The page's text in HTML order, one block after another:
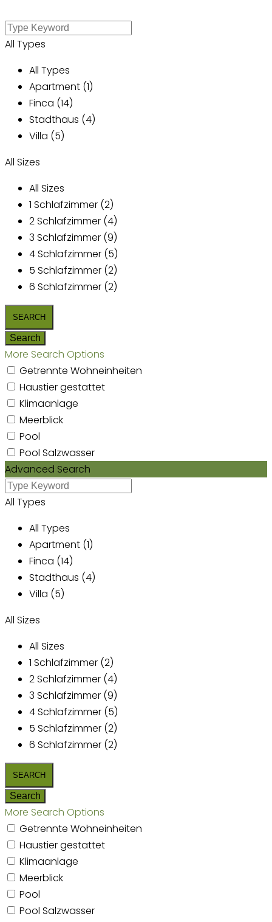
All Types
All Types
Apartment (1)
Finca (14)
Stadthaus (4)
Villa (5)
All Sizes
All Sizes
1 Schlafzimmer (2)
2 Schlafzimmer (4)
3 Schlafzimmer (9)
4 Schlafzimmer (5)
5 Schlafzimmer (2)
6 Schlafzimmer (2)
More Search Options
Getrennte Wohneinheiten
Haustier gestattet
Klimaanlage
Meerblick
Pool
Pool Salzwasser
Advanced Search
All Types
All Types
Apartment (1)
Finca (14)
Stadthaus (4)
Villa (5)
All Sizes
All Sizes
1 Schlafzimmer (2)
2 Schlafzimmer (4)
3 Schlafzimmer (9)
4 Schlafzimmer (5)
5 Schlafzimmer (2)
6 Schlafzimmer (2)
More Search Options
Getrennte Wohneinheiten
Haustier gestattet
Klimaanlage
Meerblick
Pool
Pool Salzwasser